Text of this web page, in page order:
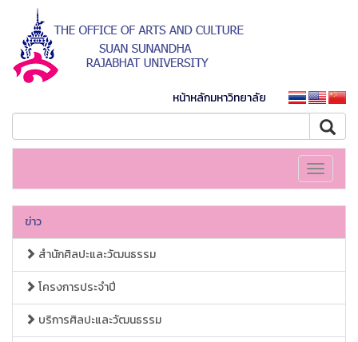
หน้าหลักมหาวิทยาลัย
Toggle
ข่าว
สำนักศิลปะและวัฒนธรรม
โครงการประจำปี
บริการศิลปะและวัฒนธรรม